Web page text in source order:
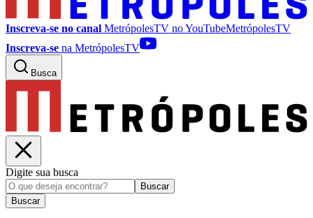
Inscreva-se no canal MetrópolesTV noYouTubeMetrópolesTV
Inscreva-se na MetrópolesTV
Busca
Digite sua busca
Buscar
Buscar